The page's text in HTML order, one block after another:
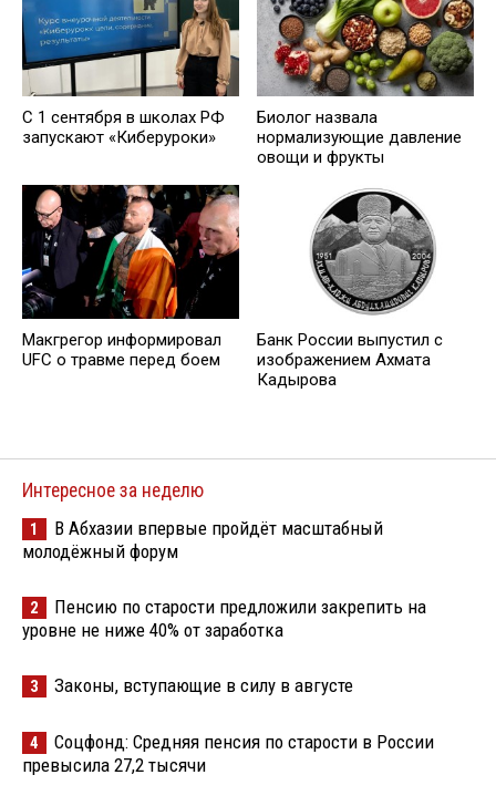
С 1 сентября в школах РФ
запускают «Киберуроки»
Биолог назвала
нормализующие давление
овощи и фрукты
Макгрегор информировал
UFC о травме перед боем
Банк России выпустил c
изображением Ахмата
Кадырова
Интересное за неделю
1
В Абхазии впервые пройдёт масштабный
молодёжный форум
2
Пенсию по старости предложили закрепить на
уровне не ниже 40% от заработка
3 Законы, вступающие в силу в августе
4
Соцфонд: Средняя пенсия по старости в России
превысила 27,2 тысячи